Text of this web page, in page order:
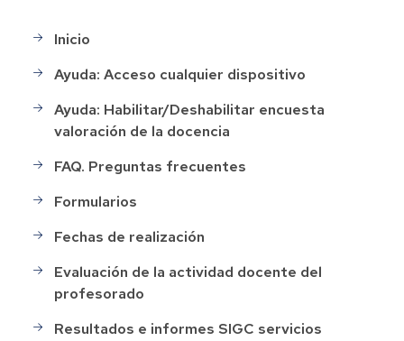
Main
Inicio
Ayuda: Acceso cualquier dispositivo
Ayuda: Habilitar/Deshabilitar encuesta
valoración de la docencia
FAQ. Preguntas frecuentes
Formularios
Fechas de realización
Evaluación de la actividad docente del
profesorado
Resultados e informes SIGC servicios